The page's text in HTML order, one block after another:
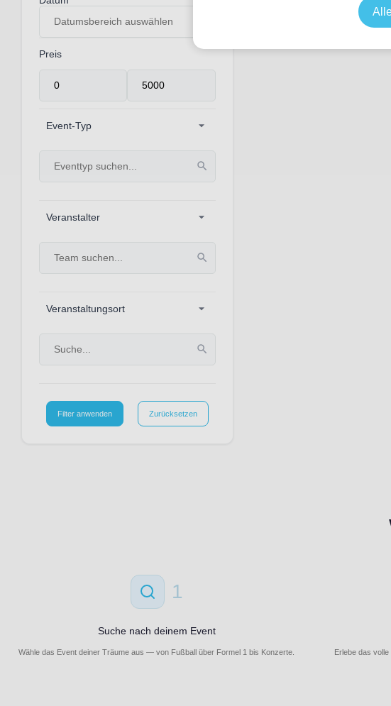
Preis
Event-Typ
Veranstalter
Veranstaltungsort
Filter anwenden Zurücksetzen
1
Suche nach deinem Event
Wähle das Event deiner Träume aus — von Fußball über Formel 1 bis Konzerte. Erlebe das